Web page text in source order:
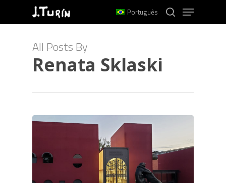
Português
search
Menu
All Posts By
Renata Sklaski